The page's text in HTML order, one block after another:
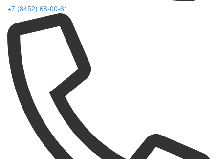
+7 (8452) 68-00-61